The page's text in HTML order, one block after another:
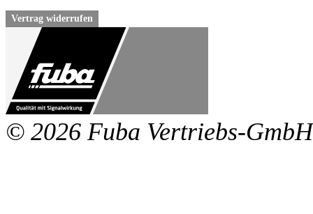
Vertrag widerrufen
© 2026 Fuba Vertriebs-GmbH